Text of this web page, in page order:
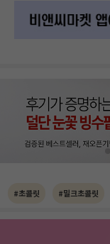
#초콜릿 #밀크초콜릿